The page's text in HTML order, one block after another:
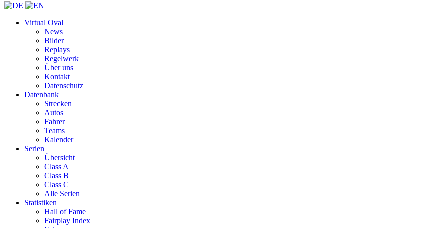
Virtual Oval
News
Bilder
Replays
Regelwerk
Über uns
Kontakt
Datenschutz
Datenbank
Strecken
Autos
Fahrer
Teams
Kalender
Serien
Übersicht
Class A
Class B
Class C
Alle Serien
Statistiken
Hall of Fame
Fairplay Index